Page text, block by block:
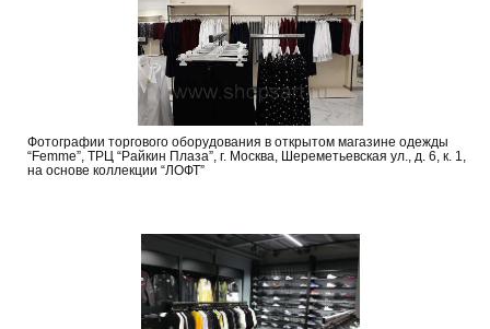
Фотографии торгового оборудования в открытом магазине одежды
“Femme”, ТРЦ “Райкин Плаза”, г. Москва, Шереметьевская ул., д. 6, к. 1,
на основе коллекции “ЛОФТ”